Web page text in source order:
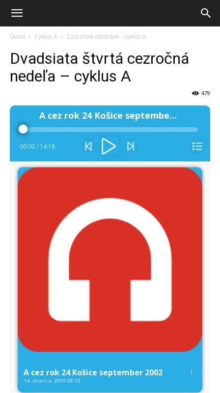
Úvod Cyklus A Cezročné obdobie - cyklus A
Dvadsiata štvrtá cezročná
nedeľa – cyklus A
479
Audio
prehrávač
A cez rok 24 Košice september 2002
00:00/ 14:18
A cez rok 24 Košice september 2002
14. marca 2019 03:19